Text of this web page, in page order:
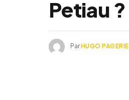
Petiau ?
ParHUGO PAGERIE